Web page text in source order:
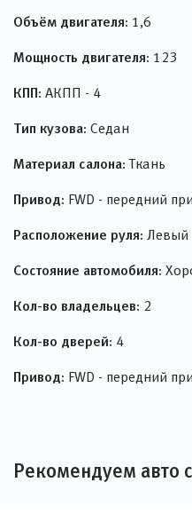
Объём двигателя: 1,6
Мощность двигателя: 123
КПП: АКПП - 4
Тип кузова: Седан
Материал салона: Ткань
Привод: FWD - передний
Расположение руля: Левый
Состояние автомобиля:
Кол-во владельцев: 2
Кол-во дверей: 4
Привод: FWD - передний
Рекомендуем авто